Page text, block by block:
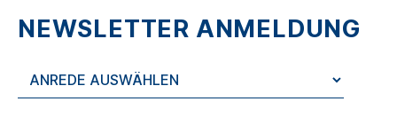
NEWSLETTER ANMELDUNG